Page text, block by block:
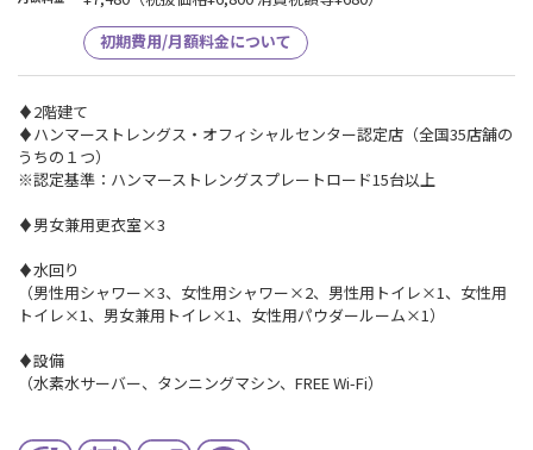
初期費用/月額料金について
♦2階建て
♦ハンマーストレングス・オフィシャルセンター認定店（全国35店舗の
うちの１つ）
※認定基準：ハンマーストレングスプレートロード15台以上
♦男女兼用更衣室×3
♦水回り
（男性用シャワー×3、女性用シャワー×2、男性用トイレ×1、女性用
トイレ×1、男女兼用トイレ×1、女性用パウダールーム×1）
♦設備
（水素水サーバー、タンニングマシン、FREE Wi-Fi）